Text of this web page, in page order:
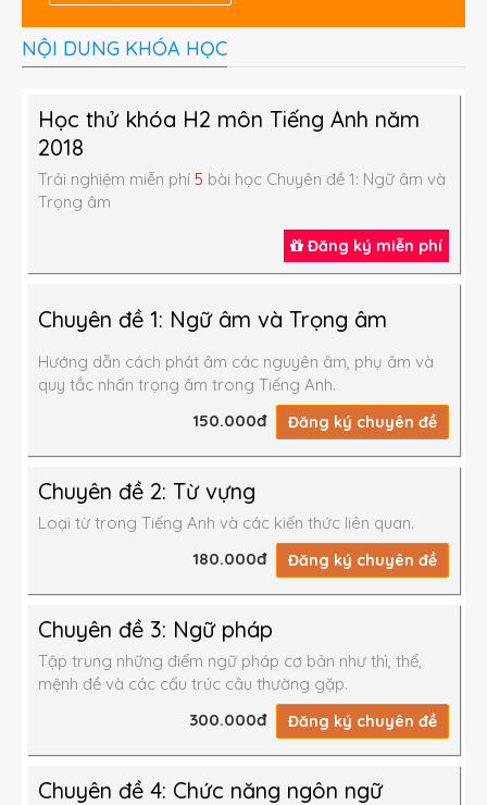
- Oh, what an adorable face!
- He/she's so cute!
- Your son/ daughter is a smart cookie.
- Your kids are a lot of fun.
NỘI DUNG KHÓA HỌC
Đăng ký miễn phí
Học thử khóa H2 môn Tiếng Anh năm
2018
Trải nghiệm miễn phí 5 bài học Chuyên đề 1: Ngữ âm và
Trọng âm
150.000đ Đăng ký chuyên đề
Chuyên đề 1: Ngữ âm và Trọng âm
Hướng dẫn cách phát âm các nguyên âm, phụ âm và
quy tắc nhấn trọng âm trong Tiếng Anh.
180.000đ Đăng ký chuyên đề
Chuyên đề 2: Từ vựng
Loại từ trong Tiếng Anh và các kiến thức liên quan.
300.000đ Đăng ký chuyên đề
Chuyên đề 3: Ngữ pháp
Tập trung những điểm ngữ pháp cơ bản như thì, thể,
mệnh đề và các cấu trúc câu thường gặp.
Chuyên đề 4: Chức năng ngôn ngữ